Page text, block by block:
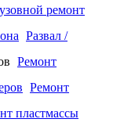
ремонт
Развал /
Ремонт
Ремонт
пластмассы